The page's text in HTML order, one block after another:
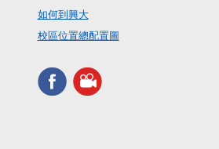
如何到興大
校區位置總配置圖